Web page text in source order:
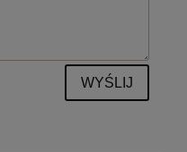
WYŚLIJ